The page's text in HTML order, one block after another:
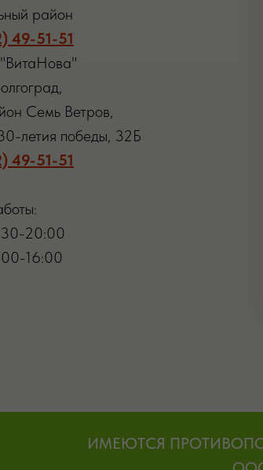
район
49-51-51
Семь Ветров,
летия победы, 32Б
49-51-51
20:00
16:00
ИМЕЮТСЯ